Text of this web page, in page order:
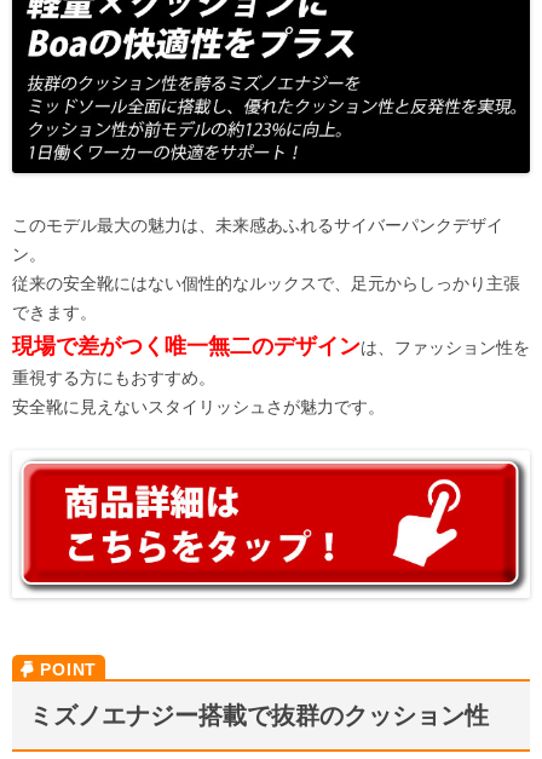
このモデル最大の魅力は、未来感あふれるサイバーパンクデザイ
ン。
従来の安全靴にはない個性的なルックスで、足元からしっかり主張
できます。
現場で差がつく唯一無二のデザインは、ファッション性を
重視する方にもおすすめ。
安全靴に見えないスタイリッシュさが魅力です。
ミズノエナジー搭載で抜群のクッション性